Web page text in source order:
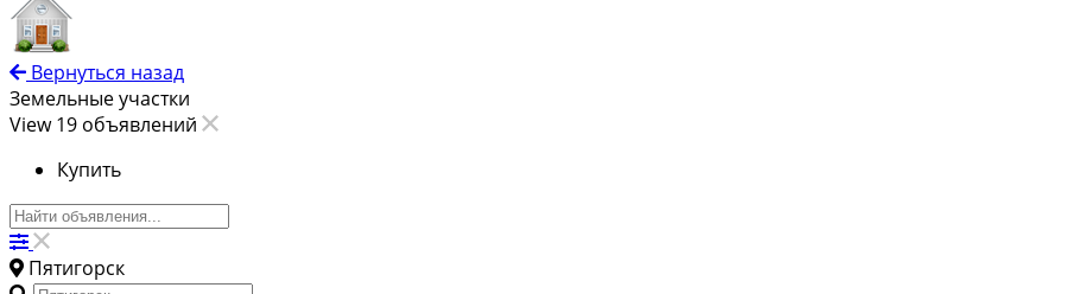
Вернуться назад
Земельные участки
View 19 объявлений
Купить
Пятигорск